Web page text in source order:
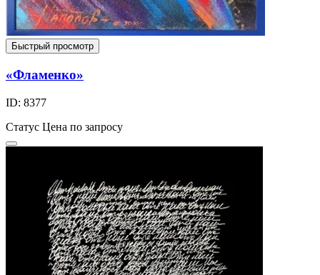
Быстрый просмотр
«Фламенко»
ID: 8377
Статус Цена по запросу